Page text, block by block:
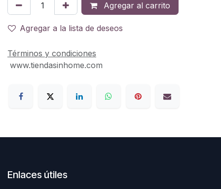
Agregar al carrito
Agregar a la lista de deseos
Términos y condiciones
www.tiendasinhome.com
Enlaces útiles